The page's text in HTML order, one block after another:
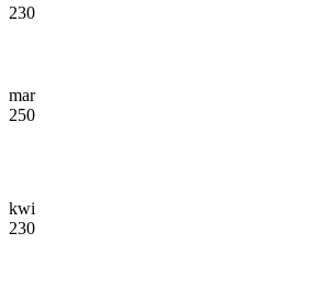
230
mar
250
kwi
230